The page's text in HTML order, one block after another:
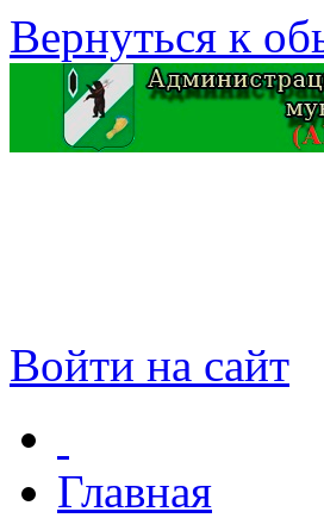
Вернуться к
Войти на сайт
Главная